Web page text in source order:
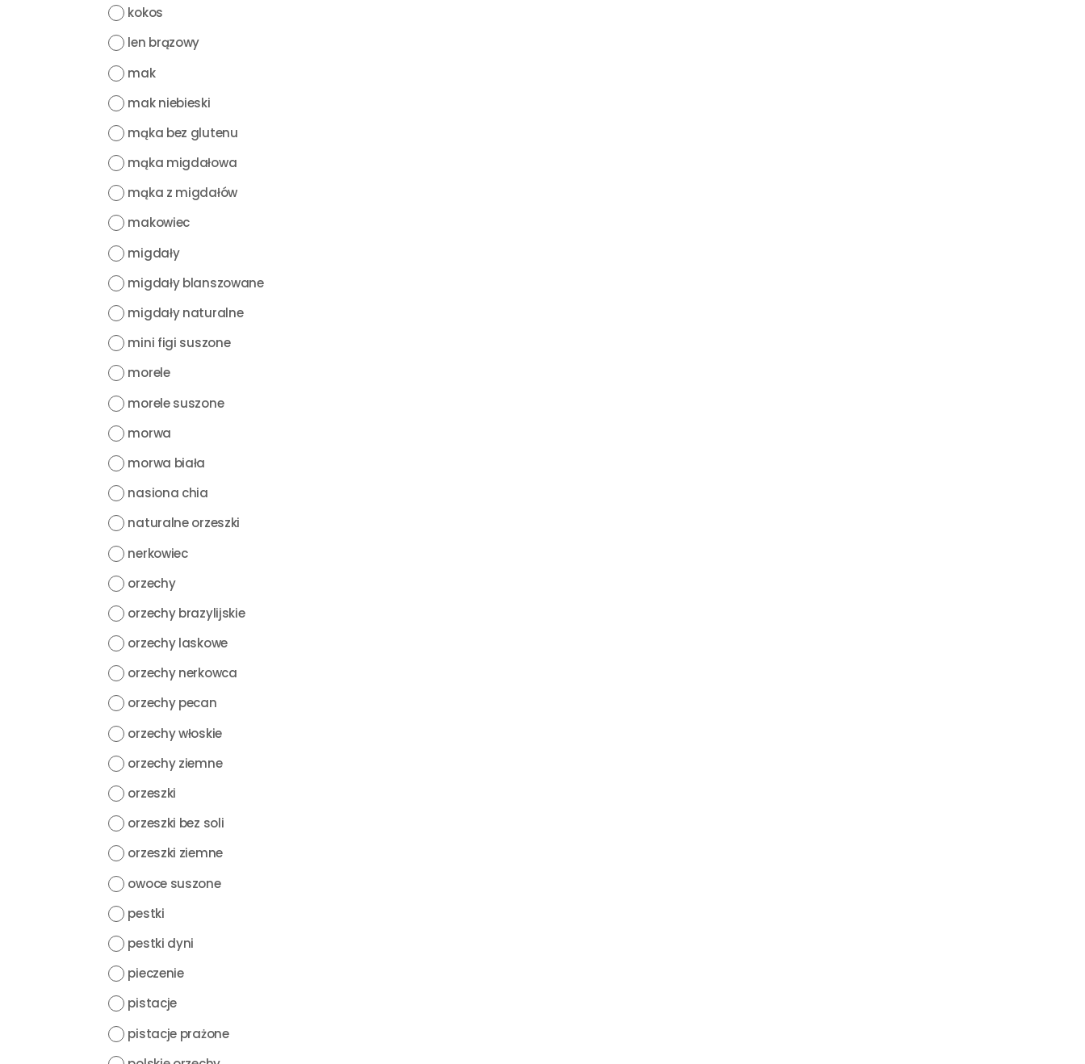
kokos
len brązowy
mak
mak niebieski
mąka bez glutenu
mąka migdałowa
mąka z migdałów
makowiec
migdały
migdały blanszowane
migdały naturalne
mini figi suszone
morele
morele suszone
morwa
morwa biała
nasiona chia
naturalne orzeszki
nerkowiec
orzechy
orzechy brazylijskie
orzechy laskowe
orzechy nerkowca
orzechy pecan
orzechy włoskie
orzechy ziemne
orzeszki
orzeszki bez soli
orzeszki ziemne
owoce suszone
pestki
pestki dyni
pieczenie
pistacje
pistacje prażone